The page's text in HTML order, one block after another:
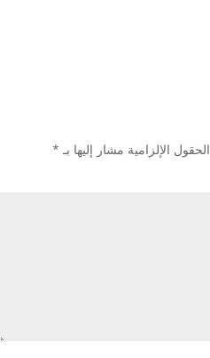
الحقول الإلزامية مشار إليها بـ *